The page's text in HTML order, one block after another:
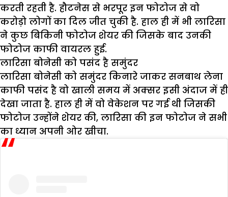
करती रहती है. हौटनेस से भरपूर इन फोटोज से वो
करोड़ो लोगों का दिल जीत चुकी है. हाल ही में भी लारिसा
ने कुछ बिकिनी फोटोज शेयर की जिसके बाद उनकी
फोटोज काफी वायरल हुई.
लारिसा बोनेसी को पसंद है समुंदर
लारिसा बोनेसी को समुंदर किनारे जाकर सनबाथ लेना
काफी पसंद है वो खाली समय में अक्सर इसी अंदाज में ही
देखा जाता है. हाल ही में वो वेकेशन पर गई थी जिसकी
फोटोज उन्होंने शेयर की, लारिसा की इन फोटोज ने सभी
का ध्यान अपनी ओर खीचा.